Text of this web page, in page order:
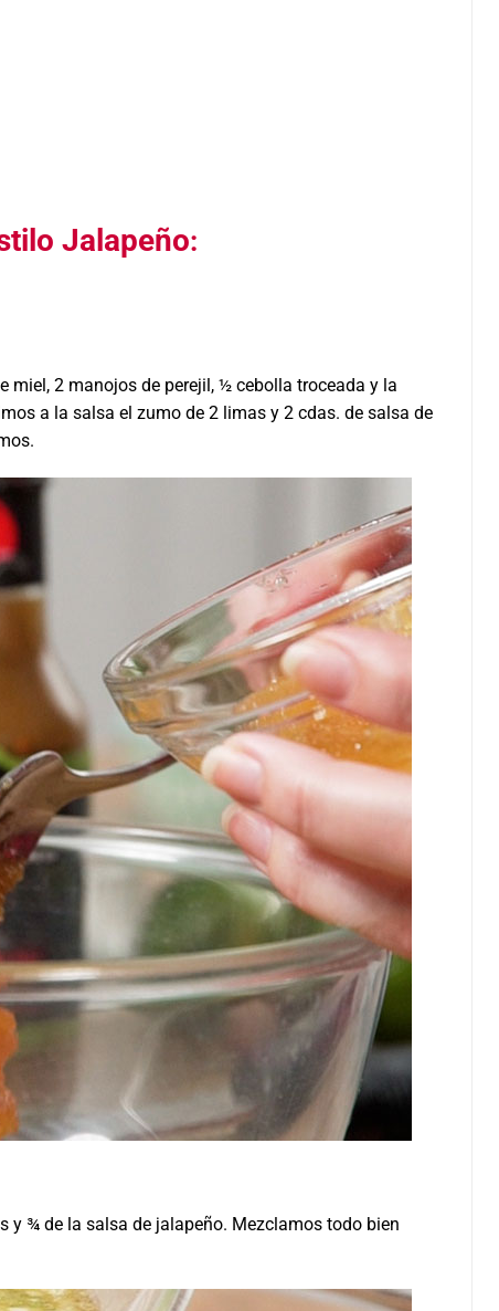
Jalapeño:
miel, 2 manojos de perejil, ½ cebolla troceada y la
a la salsa el zumo de 2 limas y 2 cdas. de salsa de
y ¾ de la salsa de jalapeño. Mezclamos todo bien